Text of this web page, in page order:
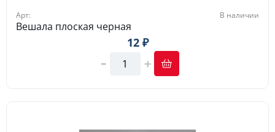
Арт: В наличии
Вешала плоская черная
12 ₽